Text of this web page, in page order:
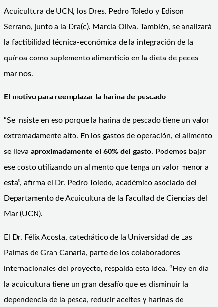
Acuicultura de UCN, los Dres. Pedro Toledo y Edison
Serrano, junto a la Dra(c). Marcia Oliva. También, se analizará
la factibilidad técnica-económica de la integración de la
quínoa como suplemento alimenticio en la dieta de peces
marinos.
El motivo para reemplazar la harina de pescado
“Se insiste en eso porque la harina de pescado tiene un valor
extremadamente alto. En los gastos de operación, el alimento
se lleva aproximadamente el 60% del gasto. Podemos bajar
ese costo utilizando un alimento que tenga un valor menor a
esta”, afirma el Dr. Pedro Toledo, académico asociado del
Departamento de Acuicultura de la Facultad de Ciencias del
Mar (UCN).
El Dr. Félix Acosta, catedrático de la Universidad de Las
Palmas de Gran Canaria, parte de los colaboradores
internacionales del proyecto, respalda esta idea. “Hoy en día
la acuicultura tiene un gran desafío que es disminuir la
dependencia de la pesca, reducir aceites y harinas de